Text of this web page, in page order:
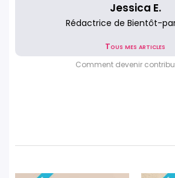
Jessica E.
Rédactrice de Bientôt-
Tous mes articles
Comment devenir